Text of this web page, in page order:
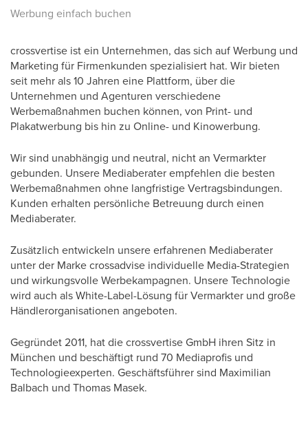
Werbung einfach buchen
crossvertise ist ein Unternehmen, das sich auf Werbung und
Marketing für Firmenkunden spezialisiert hat. Wir bieten
seit mehr als 10 Jahren eine Plattform, über die
Unternehmen und Agenturen verschiedene
Werbemaßnahmen buchen können, von Print- und
Plakatwerbung bis hin zu Online- und Kinowerbung.
Wir sind unabhängig und neutral, nicht an Vermarkter
gebunden. Unsere Mediaberater empfehlen die besten
Werbemaßnahmen ohne langfristige Vertragsbindungen.
Kunden erhalten persönliche Betreuung durch einen
Mediaberater.
Zusätzlich entwickeln unsere erfahrenen Mediaberater
unter der Marke crossadvise individuelle Media-Strategien
und wirkungsvolle Werbekampagnen. Unsere Technologie
wird auch als White-Label-Lösung für Vermarkter und große
Händlerorganisationen angeboten.
Gegründet 2011, hat die crossvertise GmbH ihren Sitz in
München und beschäftigt rund 70 Mediaprofis und
Technologieexperten. Geschäftsführer sind Maximilian
Balbach und Thomas Masek.